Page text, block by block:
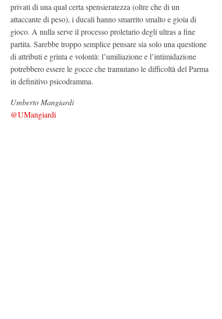
privati di una qual certa spensieratezza (oltre che di un
attaccante di peso), i ducali hanno smarrito smalto e gioia di
gioco. A nulla serve il processo proletario degli ultras a fine
partita. Sarebbe troppo semplice pensare sia solo una questione
di attributi e grinta e volontà: l’umiliazione e l’intimidazione
potrebbero essere le gocce che tramutano le difficoltà del Parma
in definitivo psicodramma.
Umberto Mangiardi
@UMangiardi